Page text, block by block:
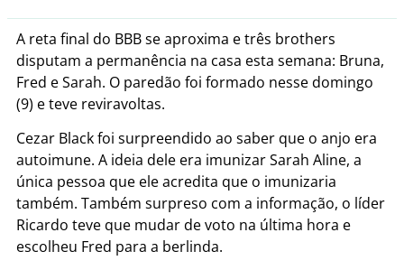
A reta final do BBB se aproxima e três brothers
disputam a permanência na casa esta semana: Bruna,
Fred e Sarah. O paredão foi formado nesse domingo
(9) e teve reviravoltas.
Cezar Black foi surpreendido ao saber que o anjo era
autoimune. A ideia dele era imunizar Sarah Aline, a
única pessoa que ele acredita que o imunizaria
também. Também surpreso com a informação, o líder
Ricardo teve que mudar de voto na última hora e
escolheu Fred para a berlinda.